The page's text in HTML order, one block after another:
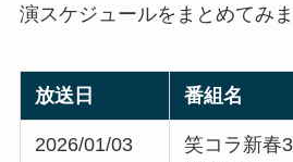
演スケジュールをまとめてみま
放送日 番組名
2026/01/03
笑コラ新春3